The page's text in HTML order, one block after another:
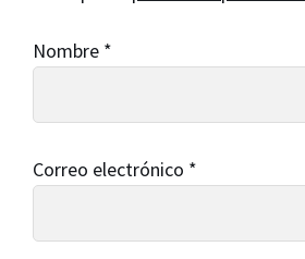
Nombre *
Correo electrónico *